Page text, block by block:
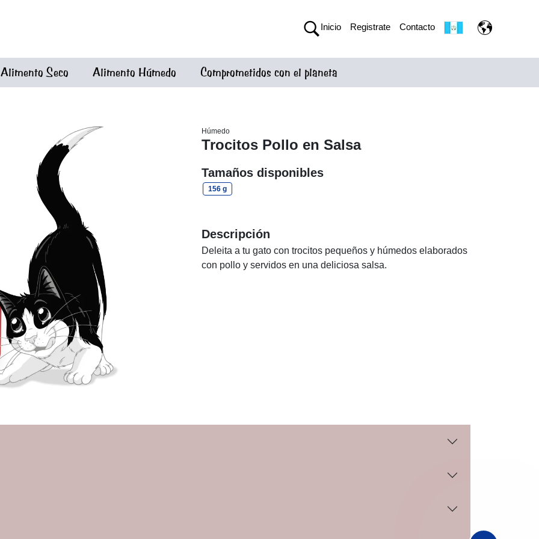
Inicio Registrate Contacto
Alimento Seco Alimento Húmedo Comprometidos con el planeta
Húmedo
Trocitos Pollo en Salsa
Tamaños disponibles
156 g
Descripción
Deleita a tu gato con trocitos pequeños y húmedos elaborados
con pollo y servidos en una deliciosa salsa.